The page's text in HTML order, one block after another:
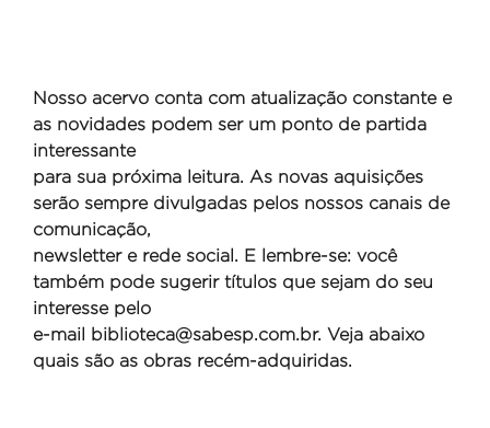
Nosso acervo conta com atualização constante e
as novidades podem ser um ponto de partida
interessante
para sua próxima leitura. As novas aquisições
serão sempre divulgadas pelos nossos canais de
comunicação,
newsletter e rede social. E lembre-se: você
também pode sugerir títulos que sejam do seu
interesse pelo
e-mail
biblioteca@sabesp.com.br. Veja abaixo
quais são as obras recém-adquiridas.